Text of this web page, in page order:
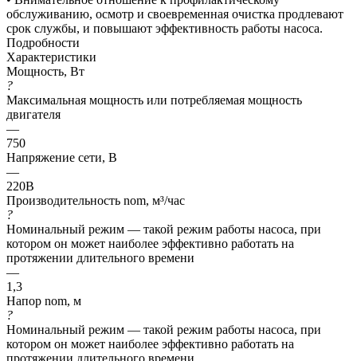
обслуживанию, осмотр и своевременная очистка продлевают
срок службы, и повышают эффективность работы насоса.
Подробности
Характеристики
Мощность, Вт
?
Максимальная мощность или потребляемая мощность
двигателя
—
750
Напряжение сети, В
—
220В
Производительность nom, м³/час
?
Номинальный режим — такой режим работы насоса, при
котором он может наиболее эффективно работать на
протяжении длительного времени
—
1,3
Напор nom, м
?
Номинальный режим — такой режим работы насоса, при
котором он может наиболее эффективно работать на
протяжении длительного времени